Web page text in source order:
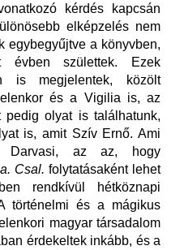
kérdés kapcsán
elképzelés nem
egybegyűjtve a könyvben,
születtek. Ezek
is megjelentek, közölt
és a Vigilia is, az
pedig olyat is találhatunk,
is, amit Szív Ernő. Ami
Darvasi, az az, hogy
Csal. folytatásaként lehet
rendkívül hétköznapi
történelmi és a mágikus
magyar társadalom
érdekeltek inkább, és a